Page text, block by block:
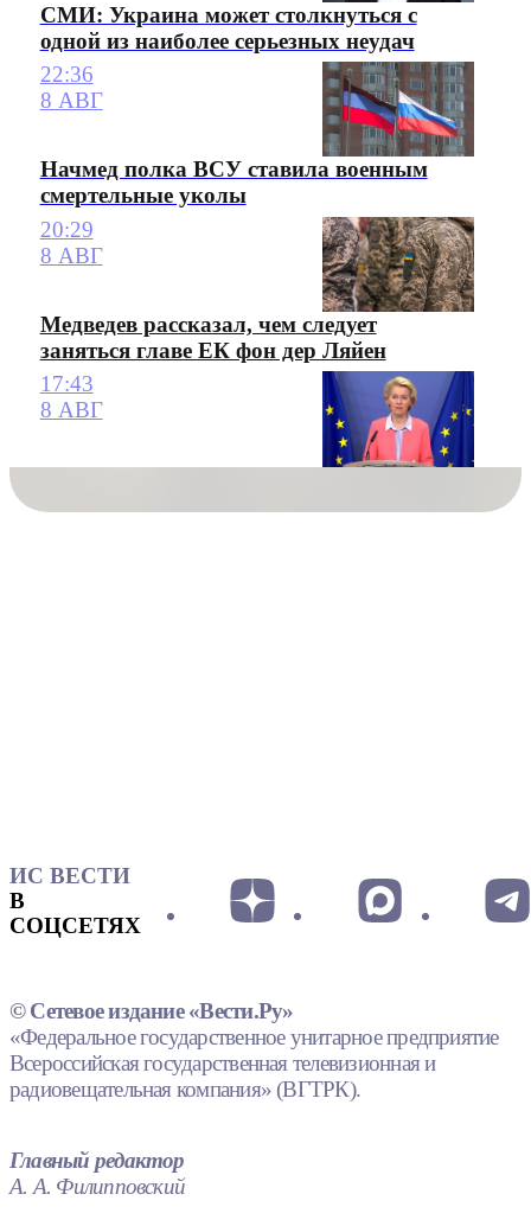
СМИ: Украина может столкнуться с
одной из наиболее серьезных неудач
22:36
8 АВГ
Начмед полка ВСУ ставила военным
смертельные уколы
20:29
8 АВГ
Медведев рассказал, чем следует
заняться главе ЕК фон дер Ляйен
17:43
8 АВГ
ИС ВЕСТИ
В
СОЦСЕТЯХ
© Сетевое издание «Вести.Ру»
«Федеральное государственное унитарное предприятие
Всероссийская государственная телевизионная и
радиовещательная компания» (ВГТРК).
Главный редактор
А. А. Филипповский